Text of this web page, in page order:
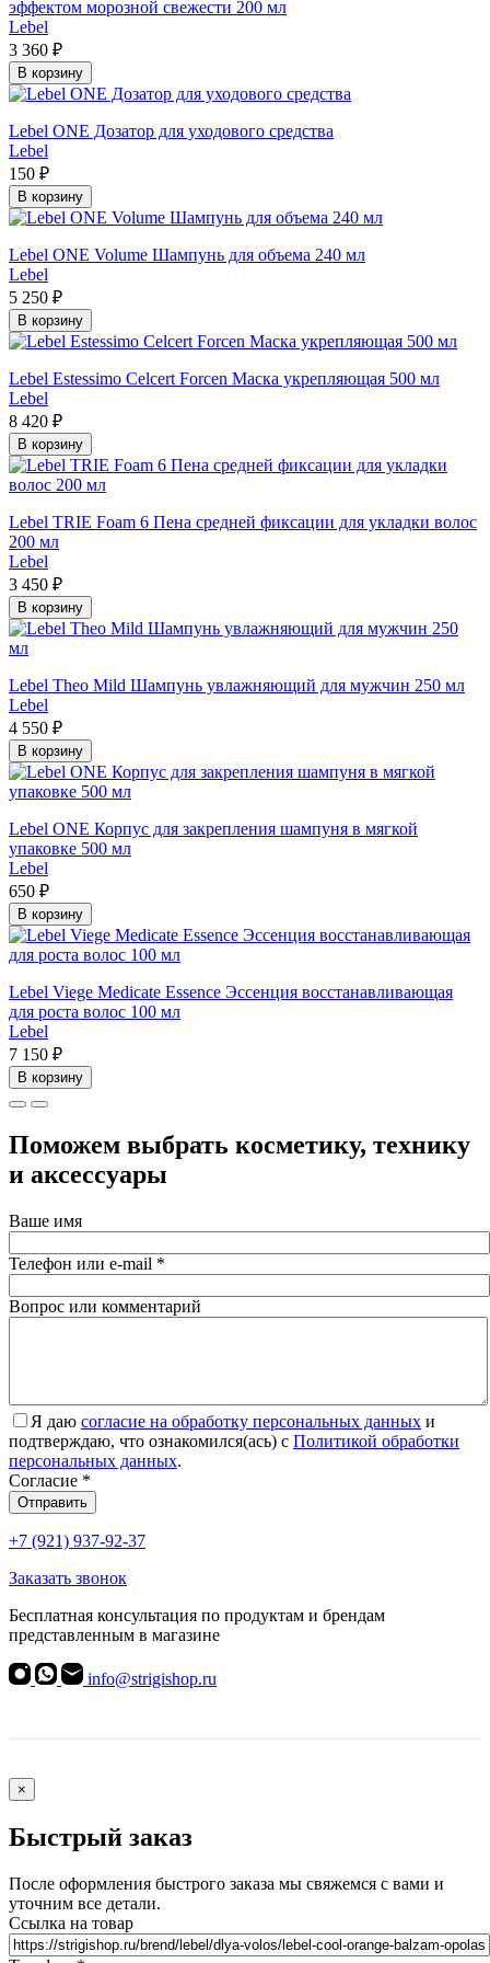
эффектом морозной свежести 200 мл
Lebel
3 360 ₽
В корзину
Lebel ONE Дозатор для уходового средства
Lebel
150 ₽
В корзину
Lebel ONE Volume Шампунь для объема 240 мл
Lebel
5 250 ₽
В корзину
Lebel Estessimo Celcert Forcen Маска укрепляющая 500 мл
Lebel
8 420 ₽
В корзину
Lebel TRIE Foam 6 Пена средней фиксации для укладки волос
200 мл
Lebel
3 450 ₽
В корзину
Lebel Theo Mild Шампунь увлажняющий для мужчин 250 мл
Lebel
4 550 ₽
В корзину
Lebel ONE Корпус для закрепления шампуня в мягкой
упаковке 500 мл
Lebel
650 ₽
В корзину
Lebel Viege Medicate Essence Эссенция восстанавливающая
для роста волос 100 мл
Lebel
7 150 ₽
В корзину
Поможем выбрать косметику, технику
и аксессуары
Ваше имя
Телефон или e-mail *
Вопрос или комментарий
Я даю согласие на обработку персональных данных и
подтверждаю, что ознакомился(ась) с Политикой обработки
персональных данных.
Согласие *
Отправить
+7 (921) 937-92-37
Заказать звонок
Бесплатная консультация по продуктам и брендам
представленным в магазине
info@strigishop.ru
×
Быстрый заказ
После оформления быстрого заказа мы свяжемся с вами и
уточним все детали.
Ссылка на товар